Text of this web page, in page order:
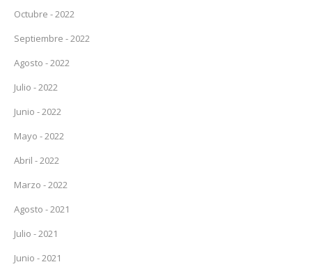
Octubre - 2022
Septiembre - 2022
Agosto - 2022
Julio - 2022
Junio - 2022
Mayo - 2022
Abril - 2022
Marzo - 2022
Agosto - 2021
Julio - 2021
Junio - 2021